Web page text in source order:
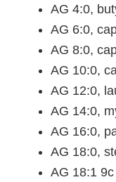
AG 4:0,
AG 6:0,
AG 8:0,
AG 10:0,
AG 12:0,
AG 14:0,
AG 16:0,
AG 18:0,
AG 18:1